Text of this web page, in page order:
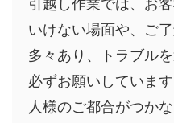
引越し作業では、お
いけない場面や、ご
多々あり、トラブル
必ずお願いしていま
人様のご都合がつか